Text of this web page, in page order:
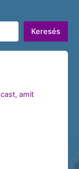
Keresés
amit